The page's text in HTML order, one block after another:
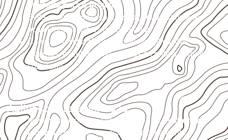
indicada para o projeto
Evite contato direto com o solo, chuva, umidade
acumulada e apoios desnivelados.
Consulte a ficha técnica antes de aplicações
externas, estruturais ou sujeitas a contato frequente
com água.
Aplicações relacionadas
Móveis, divisórias e componentes de marcenaria
técnica, conforme exposição e acabamento.